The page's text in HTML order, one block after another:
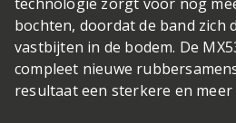
bochten, doordat de band zich
vastbijten in de bodem. De
compleet nieuwe
resultaat een sterkere en meer